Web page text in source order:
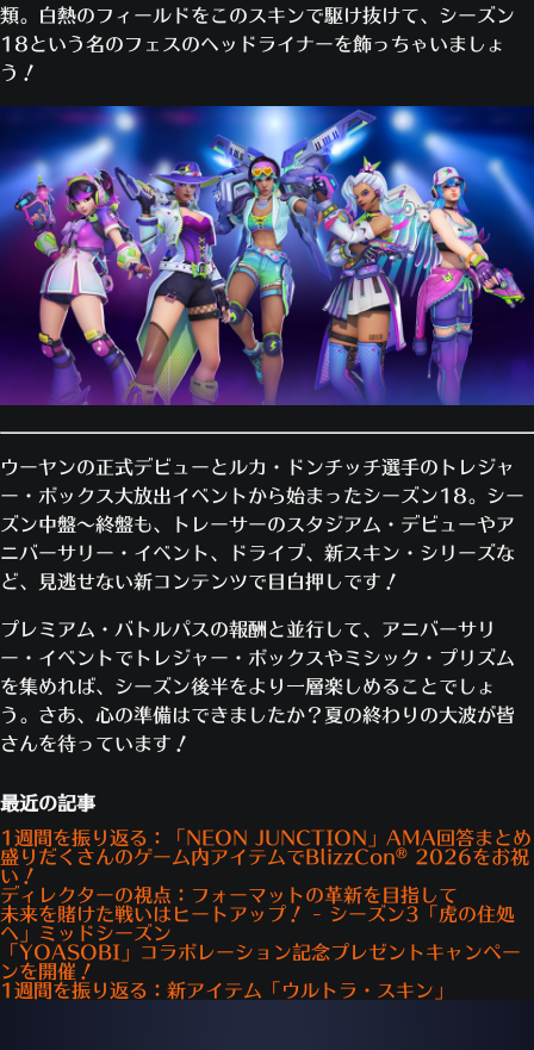
類。白熱のフィールドをこのスキンで駆け抜けて、シーズン
18という名のフェスのヘッドライナーを飾っちゃいましょ
う！
ウーヤンの正式デビューとルカ・ドンチッチ選手のトレジャ
ー・ボックス大放出イベントから始まったシーズン18。シー
ズン中盤～終盤も、トレーサーのスタジアム・デビューやア
ニバーサリー・イベント、ドライブ、新スキン・シリーズな
ど、見逃せない新コンテンツで目白押しです！
プレミアム・バトルパスの報酬と並行して、アニバーサリ
ー・イベントでトレジャー・ボックスやミシック・プリズム
を集めれば、シーズン後半をより一層楽しめることでしょ
う。さあ、心の準備はできましたか？夏の終わりの大波が皆
さんを待っています！
最近の記事
1週間を振り返る：「NEON JUNCTION」AMA回答まとめ
盛りだくさんのゲーム内アイテムでBlizzCon® 2026をお祝
い！
ディレクターの視点：フォーマットの革新を目指して
未来を賭けた戦いはヒートアップ！ - シーズン3「虎の住処
へ」ミッドシーズン
「YOASOBI」コラボレーション記念プレゼントキャンペー
ンを開催！
1週間を振り返る：新アイテム「ウルトラ・スキン」